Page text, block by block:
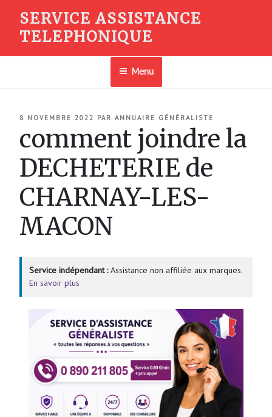
contenu
SERVICE ASSISTANCE
TELEPHONIQUE
Menu
PUBLIÉ
8 NOVEMBRE 2022 PAR ANNUAIRE GÉNÉRALISTE
comment joindre la
DECHETERIE de
CHARNAY-LES-
MACON
Service indépendant :Assistance non affiliée aux marques.
En savoir plus